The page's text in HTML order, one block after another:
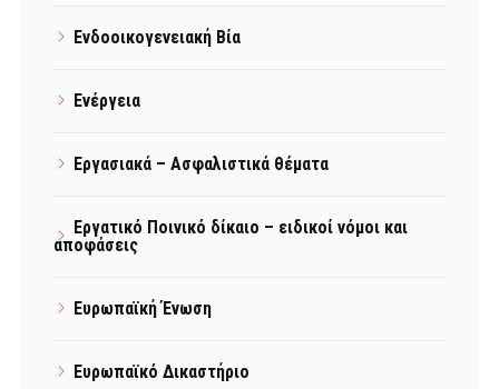
Ενδοοικογενειακή Βία
Ενέργεια
Εργασιακά – Ασφαλιστικά θέματα
Εργατικό Ποινικό δίκαιο – ειδικοί νόμοι και
αποφάσεις
Ευρωπαϊκή Ένωση
Ευρωπαϊκό Δικαστήριο